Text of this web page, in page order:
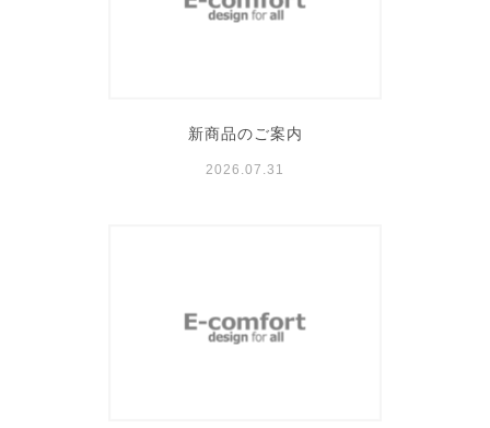
新商品のご案内
2026.07.31